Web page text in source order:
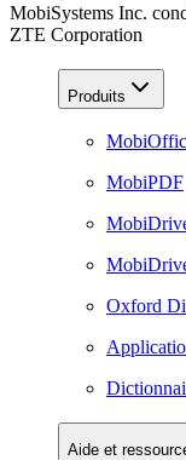
MobiSystems Inc.
ZTE Corporation
Produits
MobiPDF
Oxford
Aide et